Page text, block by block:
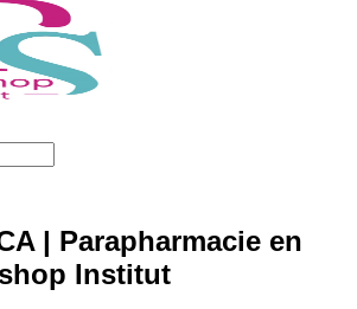
| Parapharmacie en
Institut